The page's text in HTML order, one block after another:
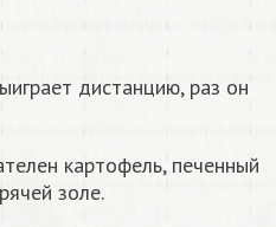
дистанцию, раз он
картофель, печенный
золе.